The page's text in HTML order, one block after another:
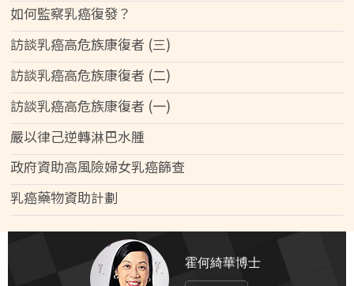
如何監察乳癌復發？
訪談乳癌高危族康復者 (三)
訪談乳癌高危族康復者 (二)
訪談乳癌高危族康復者 (一)
嚴以律己逆轉淋巴水腫
政府資助高風險婦女乳癌篩查
乳癌藥物資助計劃
霍何綺華博士